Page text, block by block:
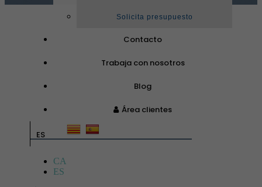
Solicita presupuesto
Contacto
Trabaja con nosotros
Blog
Área clientes
ES
CA
ES